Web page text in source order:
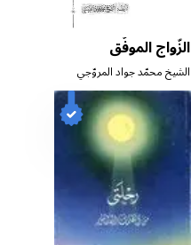
الزّواج الموفّق
الشيخ محمّد جواد المروّجي
الطبسي